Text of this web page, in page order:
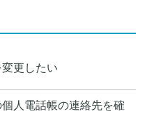
更したい
人電話帳の連絡先を確